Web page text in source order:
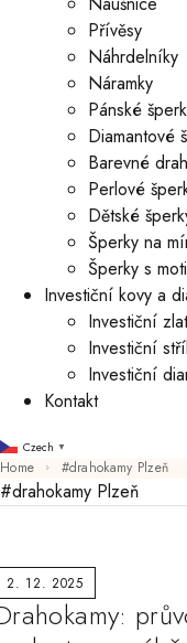
Přívěsy
Náhrdelníky
Náramky
Pánské
Diamantové
Barevné
Perlové
Dětské
Šperky na
Šperky s
Investiční kovy a
Investiční
Investiční
Investiční
Kontakt
Czech ▼
Home #drahokamy Plzeň
#drahokamy Plzeň
2. 12. 2025